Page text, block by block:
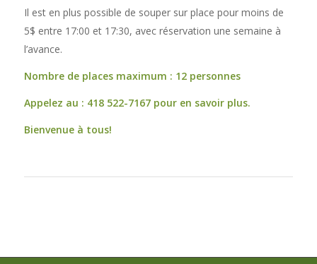
Il est en plus possible de souper sur place pour moins de
5$ entre 17:00 et 17:30, avec réservation une semaine à
l’avance.
Nombre de places maximum : 12 personnes
Appelez au : 418 522-7167 pour en savoir plus.
Bienvenue à tous!